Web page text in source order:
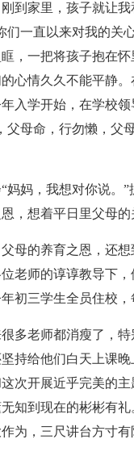
到家里，孩子就让
一直以来对我的关
，一把将孩子抱在
心情久久不能平静
入学开始，在学校
母命，行勿懒，父
妈妈，我想对你说。
，想着平日里父母的
母的养育之恩，还
老师的谆谆教导下
初三学生全员住校
多老师都消瘦了，
持给他们白天上课
次开展近乎完美的
知到现在的彬彬有
为，三尺讲台方寸